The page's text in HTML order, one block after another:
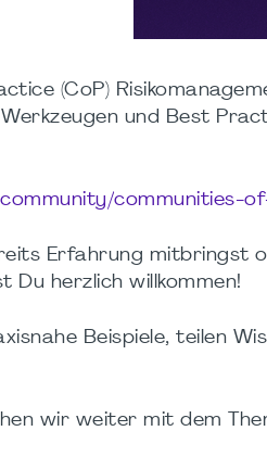
(CoP)
und Best
communities-
Erfahrung mitbringst
Du herzlich willkommen!
Beispiele, teilen
wir weiter mit dem